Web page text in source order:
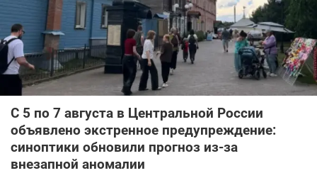
С 5 по 7 августа в Центральной России
объявлено экстренное предупреждение:
синоптики обновили прогноз из-за
внезапной аномалии